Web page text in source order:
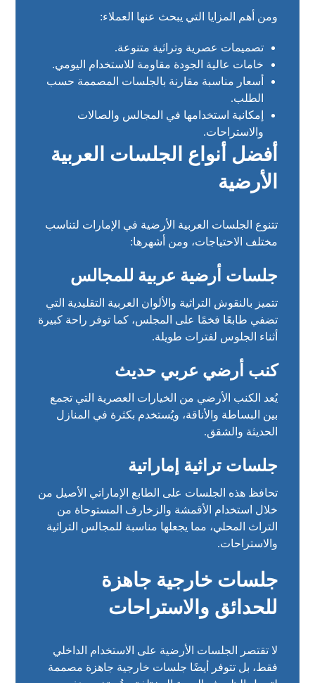
ومن أهم المزايا التي يبحث عنها العملاء:
تصميمات عصرية وتراثية متنوعة.
خامات عالية الجودة مقاومة للاستخدام اليومي.
أسعار مناسبة مقارنة بالجلسات المصممة حسب
الطلب.
إمكانية استخدامها في المجالس والصالات
والاستراحات.
أفضل أنواع الجلسات العربية
الأرضية
تتنوع الجلسات العربية الأرضية في الإمارات لتناسب
مختلف الاحتياجات، ومن أشهرها:
جلسات أرضية عربية للمجالس
تتميز بالنقوش التراثية والألوان العربية التقليدية التي
تضفي طابعًا فخمًا على المجلس، كما توفر راحة كبيرة
أثناء الجلوس لفترات طويلة.
كنب أرضي عربي حديث
يُعد الكنب الأرضي من الخيارات العصرية التي تجمع
بين البساطة والأناقة، ويُستخدم بكثرة في المنازل
الحديثة والشقق.
جلسات تراثية إماراتية
تحافظ هذه الجلسات على الطابع الإماراتي الأصيل من
خلال استخدام الأقمشة والزخارف المستوحاة من
التراث المحلي، مما يجعلها مناسبة للمجالس التراثية
والاستراحات.
جلسات خارجية جاهزة
للحدائق والاستراحات
لا تقتصر الجلسات الأرضية على الاستخدام الداخلي
فقط، بل تتوفر أيضًا جلسات خارجية جاهزة مصممة